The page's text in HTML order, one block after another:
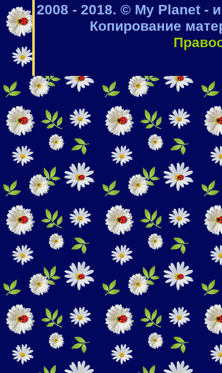
2008 - 2018. © My Planet -
Копирование